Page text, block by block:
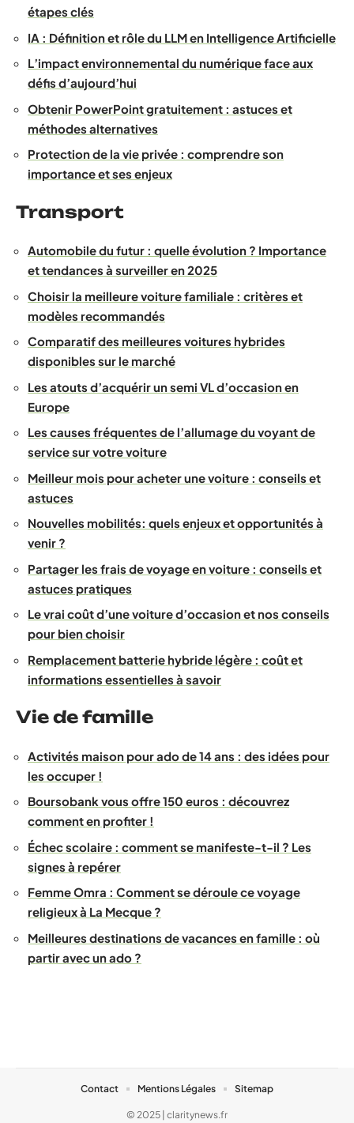
étapes clés
IA : Définition et rôle du LLM en Intelligence Artificielle
L’impact environnemental du numérique face aux
défis d’aujourd’hui
Obtenir PowerPoint gratuitement : astuces et
méthodes alternatives
Protection de la vie privée : comprendre son
importance et ses enjeux
Transport
Automobile du futur : quelle évolution ? Importance
et tendances à surveiller en 2025
Choisir la meilleure voiture familiale : critères et
modèles recommandés
Comparatif des meilleures voitures hybrides
disponibles sur le marché
Les atouts d’acquérir un semi VL d’occasion en
Europe
Les causes fréquentes de l’allumage du voyant de
service sur votre voiture
Meilleur mois pour acheter une voiture : conseils et
astuces
Nouvelles mobilités: quels enjeux et opportunités à
venir ?
Partager les frais de voyage en voiture : conseils et
astuces pratiques
Le vrai coût d’une voiture d’occasion et nos conseils
pour bien choisir
Remplacement batterie hybride légère : coût et
informations essentielles à savoir
Vie de famille
Activités maison pour ado de 14 ans : des idées pour
les occuper !
Boursobank vous offre 150 euros : découvrez
comment en profiter !
Échec scolaire : comment se manifeste-t-il ? Les
signes à repérer
Femme Omra : Comment se déroule ce voyage
religieux à La Mecque ?
Meilleures destinations de vacances en famille : où
partir avec un ado ?
© 2025 | claritynews.fr
Contact Mentions Légales Sitemap